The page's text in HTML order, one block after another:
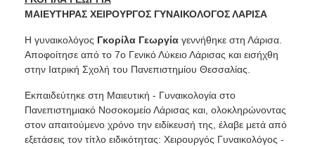
ΜΑΙΕΥΤΗΡΑΣ ΧΕΙΡΟΥΡΓΟΣ ΓΥΝΑΙΚΟΛΟΓΟΣ ΛΑΡΙΣΑ
Η γυναικολόγος Γκορίλα Γεωργίαγεννήθηκε στη Λάρισα.
Αποφοίτησε από το 7ο Γενικό Λύκειο Λάρισας και εισήχθη
στην Ιατρική Σχολή του Πανεπιστημίου Θεσσαλίας.
Εκπαιδεύτηκε στη Μαιευτική - Γυναικολογία στο
Πανεπιστημιακό Νοσοκομείο Λάρισας και, ολοκληρώνοντας
στον απαιτούμενο χρόνο την ειδίκευσή της, έλαβε μετά από
εξετάσεις τον τίτλο ειδικότητας: Χειρουργός Γυναικολόγος -